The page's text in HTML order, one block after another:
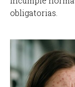
obligatorias.